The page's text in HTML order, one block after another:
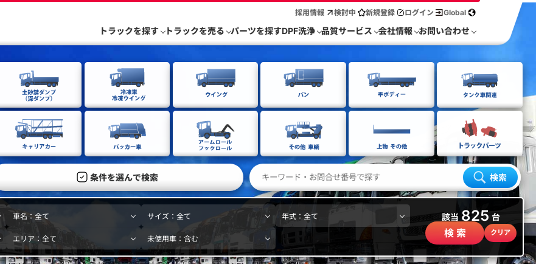
採用情報 検討中 新規登録 ログイン Global
トラックを探す トラックを売る パーツを探すDPF洗浄 品質サービス 会社情報 お問い合わせ
条件を選んで検索 検索
該当 825 台
検 索 クリア